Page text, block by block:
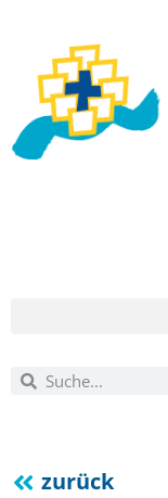
zurück